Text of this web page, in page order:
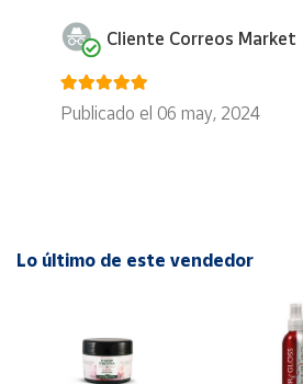
Cliente Correos Market
Publicado el 06 may, 2024
Lo último de este vendedor